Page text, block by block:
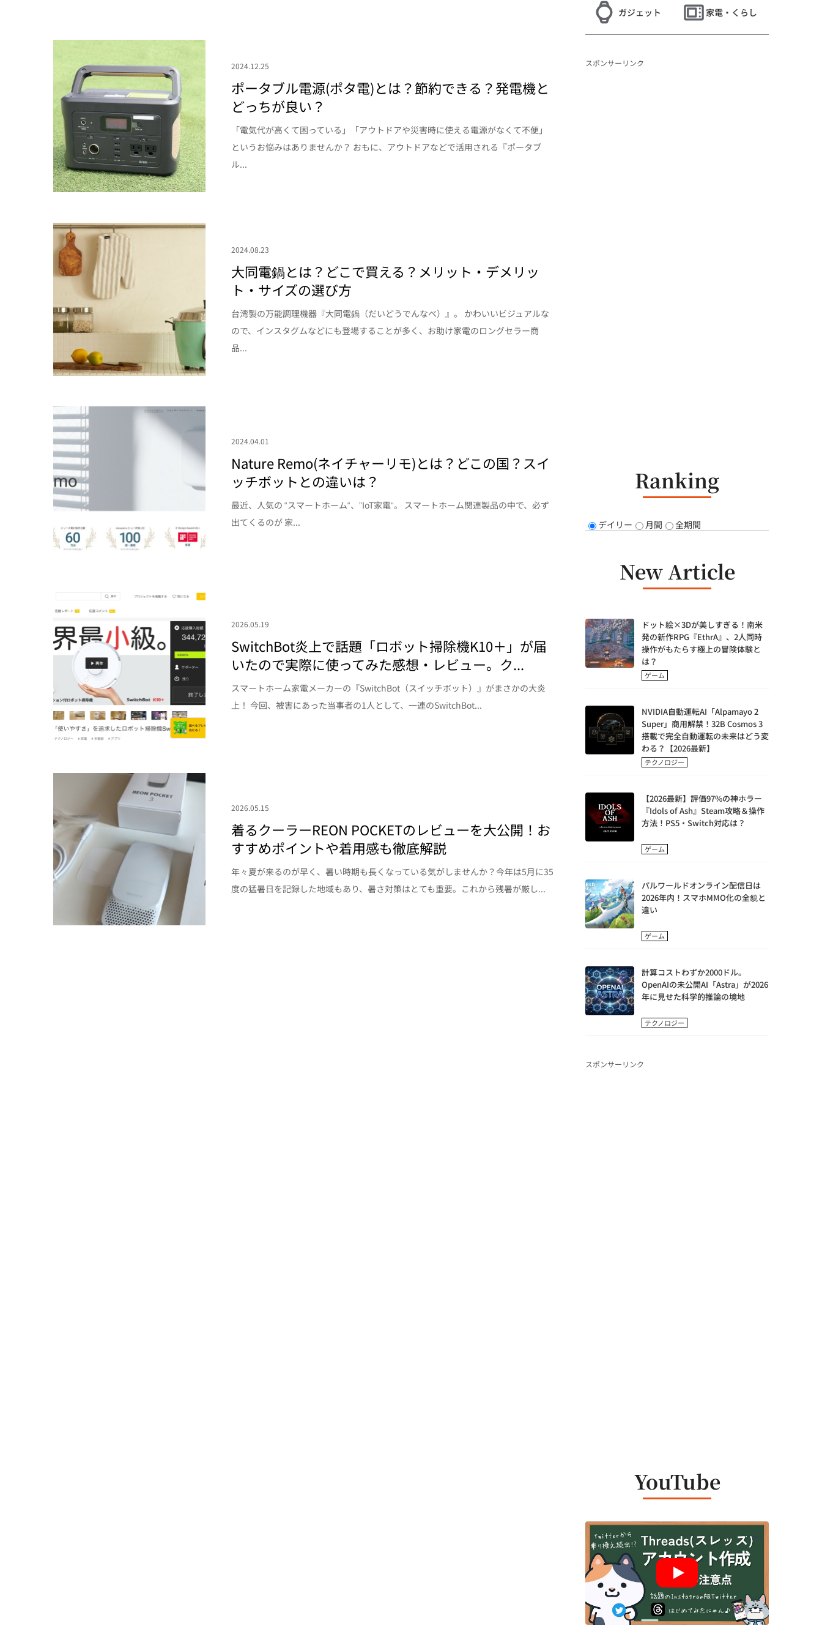
2024.12.25
ポータブル電源(ポタ電)とは？節約できる？発電機と
どっちが良い？
「電気代が高くて困っている」「アウトドアや災害時に使える電源がなくて不便」
というお悩みはありませんか？ おもに、アウトドアなどで活用される『ポータブ
ル...
2024.08.23
大同電鍋とは？どこで買える？メリット・デメリッ
ト・サイズの選び方
台湾製の万能調理機器『大同電鍋（だいどうでんなべ）』。 かわいいビジュアルな
ので、インスタグムなどにも登場することが多く、お助け家電のロングセラー商
品...
2024.04.01
Nature Remo(ネイチャーリモ)とは？どこの国？スイ
ッチボットとの違いは？
最近、人気の “スマートホーム“、”IoT家電“。 スマートホーム関連製品の中で、必ず
出てくるのが 家...
2026.05.19
SwitchBot炎上で話題「ロボット掃除機K10＋」が届
いたので実際に使ってみた感想・レビュー。ク...
スマートホーム家電メーカーの『SwitchBot（スイッチボット）』がまさかの大炎
上！ 今回、被害にあった当事者の1人として、一連のSwitchBot...
2026.05.15
着るクーラーREON POCKETのレビューを大公開！お
すすめポイントや着用感も徹底解説
年々夏が来るのが早く、暑い時期も長くなっている気がしませんか？今年は5月に35
度の猛暑日を記録した地域もあり、暑さ対策はとても重要。これから残暑が厳し...
ガジェット 家電・くらし
スポンサーリンク
Ranking
デイリー 月間 全期間
New Article
ドット絵×3Dが美しすぎる！南米
発の新作RPG『EthrA』、2人同時
操作がもたらす極上の冒険体験と
は？
ゲーム
NVIDIA自動運転AI「Alpamayo 2
Super」商用解禁！32B Cosmos 3
搭載で完全自動運転の未来はどう変
わる？【2026最新】
テクノロジー
【2026最新】評価97%の神ホラー
『Idols of Ash』Steam攻略＆操作
方法！PS5・Switch対応は？
ゲーム
パルワールドオンライン配信日は
2026年内！スマホMMO化の全貌と
違い
ゲーム
計算コストわずか2000ドル。
OpenAIの未公開AI「Astra」が2026
年に見せた科学的推論の境地
テクノロジー
スポンサーリンク
YouTube